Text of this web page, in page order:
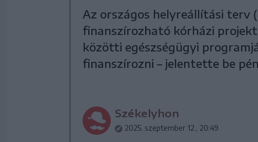
Az országos helyreállítási terv
finanszírozható kórházi
közötti egészségügyi
finanszírozni – jelentette be
Székelyhon
2025. szeptember 12., 20:49